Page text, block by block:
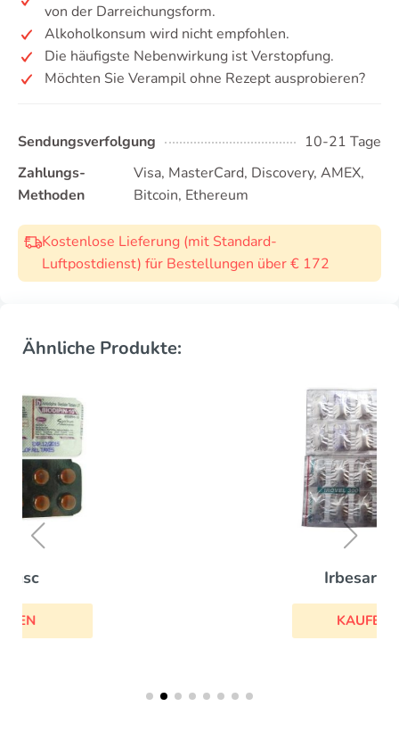
von der Darreichungsform.
Alkoholkonsum wird nicht empfohlen.
Die häufigste Nebenwirkung ist Verstopfung.
Möchten Sie Verampil ohne Rezept ausprobieren?
Sendungsverfolgung
10-21 Tage
Zahlungs-
Methoden
Visa, MasterCard, Discovery, AMEX,
Bitcoin, Ethereum
Kostenlose Lieferung (mit Standard-
Luftpostdienst) für Bestellungen über € 172
Ähnliche Produkte: